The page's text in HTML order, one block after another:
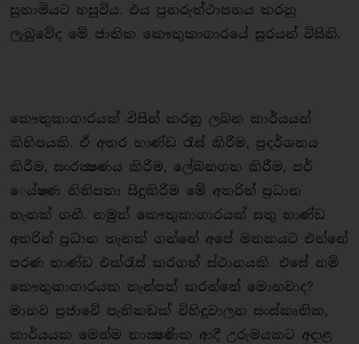
සුනාමියට හසුවිය. එය පුනරුත්ථාපනය කරනු
ලැබුවේද මේ ජාතික කෞතුකාගාරයේ සූරයන් විසිනි.
කෞතුකාගාරයක් විසින් කරනු ලබන කාර්යයන්
කිහිපයකි. ඒ අතර භාණ්ඩ රැස් කිරීම, ප්‍රදර්ශනය
කිරීම, සංරක්‍ෂණය කිරීම, ලේඛනගත කිරීම, පර්​
ෙ‌ය්ෂණ නිතිපතා සිදුකිරීම මේ අතරින් ප්‍රධාන
තැනක් ගනී. නමුත් කෞතුකාගාරයක් සතු භාණ්ඩ
අතරින් ප්‍රධාන තැනක් ගන්නේ අපේ මතකයට එන්නේ
පරණ භාණ්ඩ එක්රැස් කරගත් ස්ථානයකි. එසේ නම්
කෞතුකාගාරයක තැන්පත් කරන්නේ මොනවාද?
මානව ප්‍රජාවේ පැතිකඩක් විහිදුවාලන සංස්කෘතික,
කාර්යයක මෙන්ම තාක්‍ෂණික ආදී උරුමයකට අදාළ